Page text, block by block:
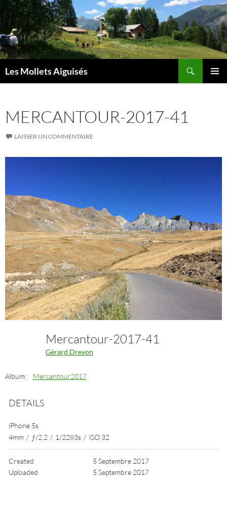
Aller
au
contenu
Les Mollets Aiguisés
MERCANTOUR-2017-41
LAISSER UN COMMENTAIRE
Mercantour-2017-41
Gérard Drevon
Album: Mercantour2017
DETAILS
iPhone 5s
4mm / ƒ/2.2 / 1/2283s / ISO 32
Created
5 Septembre 2017
Uploaded
5 Septembre 2017